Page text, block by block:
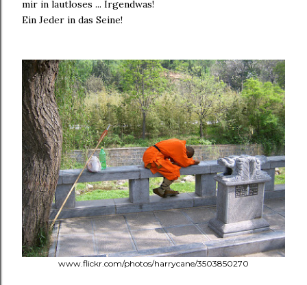
mir in lautloses ... Irgendwas!
Ein Jeder in das Seine!
www.flickr.com/photos/harrycane/3503850270